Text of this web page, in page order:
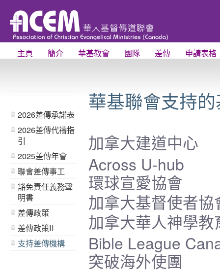
主頁 簡介 華基教會 團隊 差傳 申請表格
2026差傳承諾表
2026差傳代禱指
引
2025差傳年會
聯會差傳事工
豁免責任義務聲
明書
差傳政策
差傳政策II
支持差傳機構
華基聯會支持
加拿大建道中心
Across U-hub
環球宣愛協會
加拿大基督使者協
加拿大華人神學教
Bible League
突破海外使團